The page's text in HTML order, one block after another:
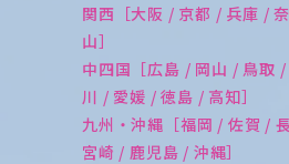
関西［大阪 / 京都 / 兵庫 /
山］
中四国［広島 / 岡山 / 鳥取
川 / 愛媛 / 徳島 / 高知］
九州・沖縄［福岡 / 佐賀 /
宮崎 / 鹿児島 / 沖縄］